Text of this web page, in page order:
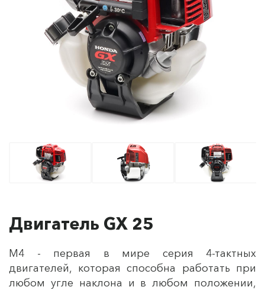
Двигатель GX 25
М4 - первая в мире серия 4-тактных
двигателей, которая способна работать при
любом угле наклона и в любом положении,